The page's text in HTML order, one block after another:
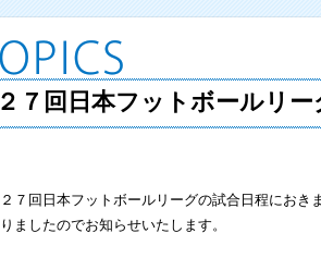
７回日本フットボールリ
回日本フットボールリーグの試合日程におき
ましたのでお知らせいたします。